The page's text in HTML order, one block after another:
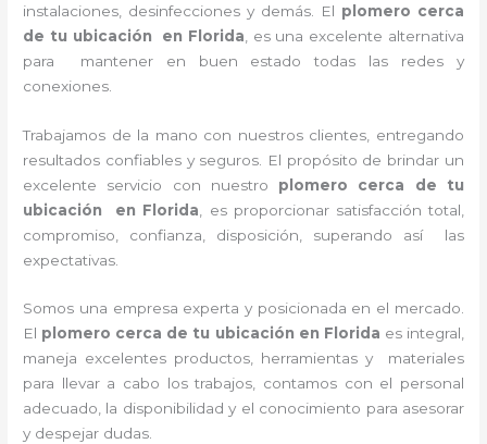
instalaciones, desinfecciones y demás. El plomero cerca
de tu ubicación en Florida , es una excelente alternativa
para mantener en buen estado todas las redes y
conexiones.
Trabajamos de la mano con nuestros clientes, entregando
resultados confiables y seguros. El propósito de brindar un
excelente servicio con nuestro plomero cerca de tu
ubicación en Florida , es proporcionar satisfacción total,
compromiso, confianza, disposición, superando así las
expectativas.
Somos una empresa experta y posicionada en el mercado.
El plomero cerca de tu ubicación en Florida es integral,
maneja excelentes productos, herramientas y materiales
para llevar a cabo los trabajos, contamos con el personal
adecuado, la disponibilidad y el conocimiento para asesorar
y despejar dudas.